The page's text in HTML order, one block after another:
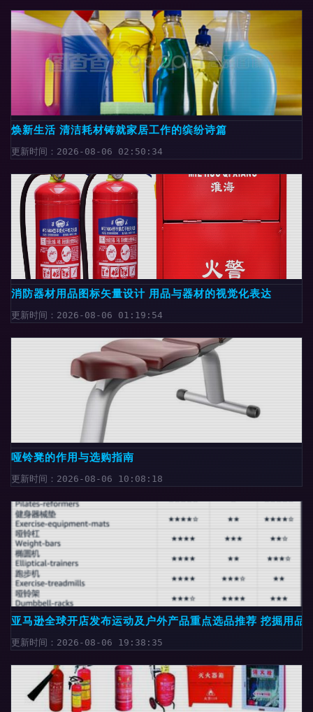
焕新生活 清洁耗材铸就家居工作的缤纷诗篇
更新时间：2026-08-06 02:50:34
消防器材用品图标矢量设计 用品与器材的视觉化表达
更新时间：2026-08-06 01:19:54
哑铃凳的作用与选购指南
更新时间：2026-08-06 10:08:18
亚马逊全球开店发布运动及户外产品重点选品推荐 挖掘用品
更新时间：2026-08-06 19:38:35